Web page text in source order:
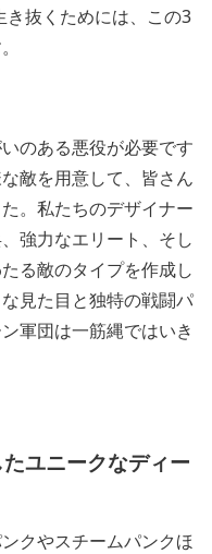
抜くためには、この3
のある悪役が必要です
敵を用意して、皆さん
。私たちのデザイナー
強力なエリート、そし
る敵のタイプを作成し
見た目と独特の戦闘パ
軍団は一筋縄ではいき
ユニークなディー
クやスチームパンクほ